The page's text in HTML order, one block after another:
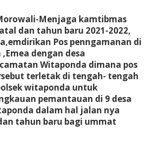
Menjaga kamtibmas
dan tahun baru 2021-2022,
Pos penngamanan di
dengan desa
Witaponda dimana pos
terletak di tengah- tengah
witaponda untuk
pemantauan di 9 desa
dalam hal jalan nya
tahun baru bagi ummat